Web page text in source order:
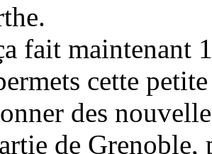
fait maintenant
cette
des
de Grenoble,